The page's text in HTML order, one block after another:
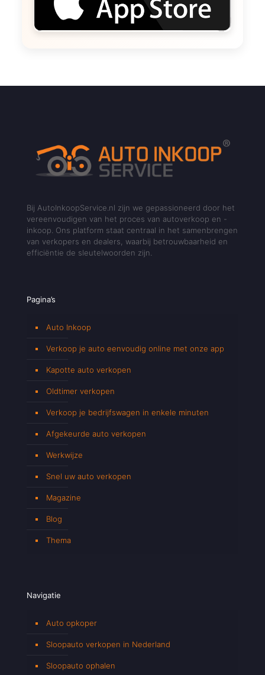
Bij AutoInkoopService.nl zijn we gepassioneerd door het
vereenvoudigen van het proces van autoverkoop en -
inkoop. Ons platform staat centraal in het samenbrengen
van verkopers en dealers, waarbij betrouwbaarheid en
efficiëntie de sleutelwoorden zijn.
Pagina’s
Auto Inkoop
Verkoop je auto eenvoudig online met onze app
Kapotte auto verkopen
Oldtimer verkopen
Verkoop je bedrijfswagen in enkele minuten
Afgekeurde auto verkopen
Werkwijze
Snel uw auto verkopen
Magazine
Blog
Thema
Navigatie
Auto opkoper
Sloopauto verkopen in Nederland
Sloopauto ophalen